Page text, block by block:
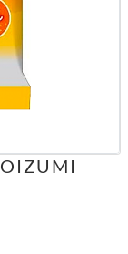
OIZUMI